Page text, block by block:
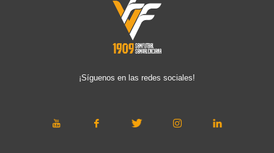
¡Síguenos en las redes sociales!